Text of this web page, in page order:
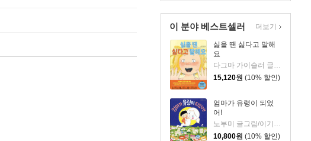
이 분야 베스트셀러
싫을 땐 싫다고 말해
요
15,120원 (10% 할인)
엄마가 유령이 되었
어!
10,800원 (10% 할인)
더보기